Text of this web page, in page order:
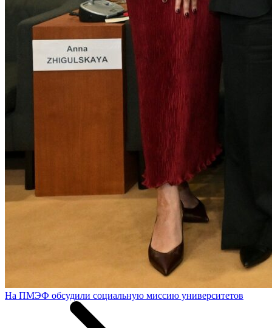
На ПМЭФ обсудили социальную миссию университетов